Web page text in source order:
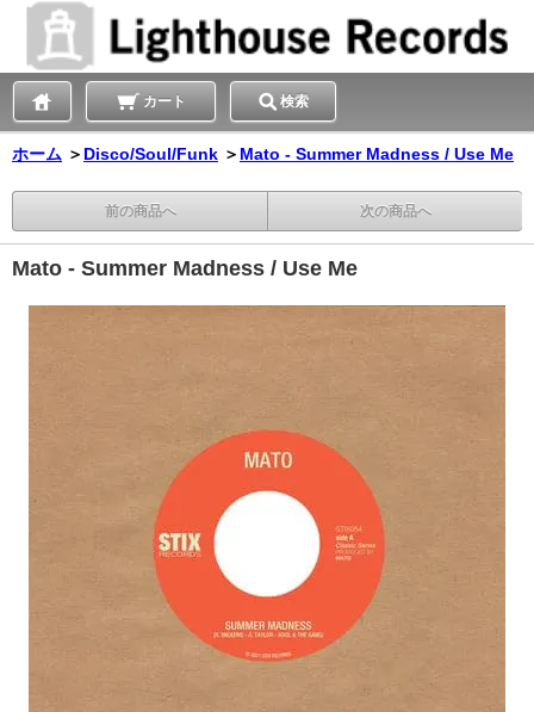
カート 検索
ホーム ＞ Disco/Soul/Funk ＞ Mato - Summer Madness / Use Me
前の商品へ 次の商品へ
Mato - Summer Madness / Use Me